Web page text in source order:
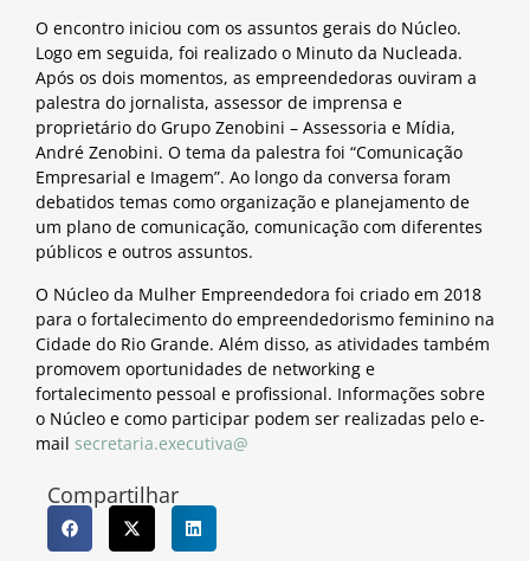
O encontro iniciou com os assuntos gerais do Núcleo.
Logo em seguida, foi realizado o Minuto da Nucleada.
Após os dois momentos, as empreendedoras ouviram a
palestra do jornalista, assessor de imprensa e
proprietário do Grupo Zenobini – Assessoria e Mídia,
André Zenobini. O tema da palestra foi “Comunicação
Empresarial e Imagem”. Ao longo da conversa foram
debatidos temas como organização e planejamento de
um plano de comunicação, comunicação com diferentes
públicos e outros assuntos.
O Núcleo da Mulher Empreendedora foi criado em 2018
para o fortalecimento do empreendedorismo feminino na
Cidade do Rio Grande. Além disso, as atividades também
promovem oportunidades de networking e
fortalecimento pessoal e profissional. Informações sobre
o Núcleo e como participar podem ser realizadas pelo e-
mail secretaria.executiva@
Compartilhar